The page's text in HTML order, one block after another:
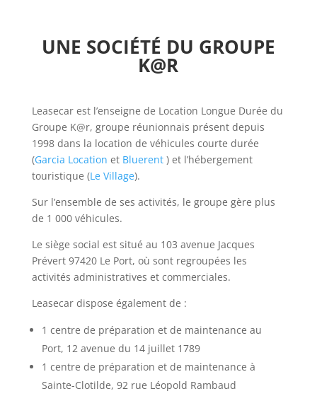
UNE SOCIÉTÉ DU GROUPE
K@R
Leasecar est l’enseigne de Location Longue Durée du
Groupe K@r, groupe réunionnais présent depuis
1998 dans la location de véhicules courte durée
(Garcia Location et Bluerent ) et l’hébergement
touristique (Le Village).
Sur l’ensemble de ses activités, le groupe gère plus
de 1 000 véhicules.
Le siège social est situé au 103 avenue Jacques
Prévert 97420 Le Port, où sont regroupées les
activités administratives et commerciales.
Leasecar dispose également de :
1 centre de préparation et de maintenance au
Port, 12 avenue du 14 juillet 1789
1 centre de préparation et de maintenance à
Sainte-Clotilde, 92 rue Léopold Rambaud